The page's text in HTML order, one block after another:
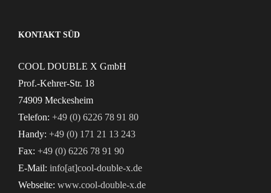
KONTAKT SÜD
COOL DOUBLE X GmbH
Prof.-Kehrer-Str. 18
74909 Meckesheim
Telefon: +49 (0) 6226 78 91 80
Handy: +49 (0) 171 21 13 243
Fax: +49 (0) 6226 78 91 90
E-Mail: info[at]cool-double-x.de
Webseite: www.cool-double-x.de